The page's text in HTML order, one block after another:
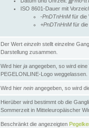
ISO 8601-Dauer mit
-PnDTnHnM für die
+PnDTnHnM für die
Der Wert einzeln stellt einzelne
Darstellung zusammen.
Wird hier ja angegeben, so wird
PEGELONLINE-Logo weggelassen.
Wird hier nein angegeben, so wird
Hierüber wird bestimmt ob die
Sommerzeit in Mitteleuropäischer
Beschränkt die angezeigten